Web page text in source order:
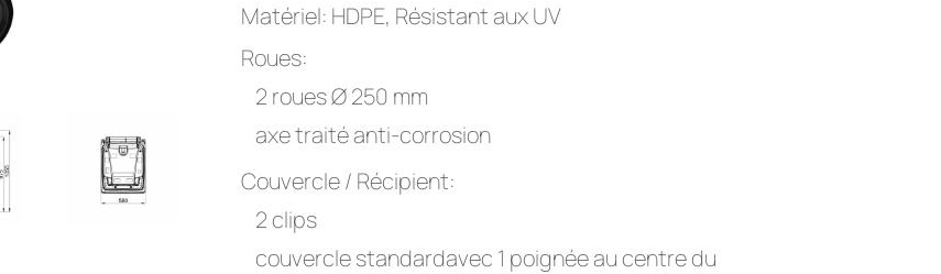
Matériel: HDPE, Résistant aux UV
Roues:
2 roues Ø 250 mm
axe traité anti-corrosion
Couvercle / Récipient:
2 clips
couvercle standardavec 1 poignée au centre du